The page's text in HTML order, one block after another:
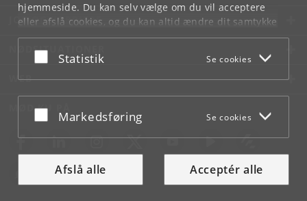
hjemmeside. Du kan selv vælge om du vil acceptere
eller afslå cookies, og du kan altid ændre dit samtykke
underCookie- og privatlivspolitiksom du finder i
bunden af hver side.
Acceptér eller afslå
Statistik Se cookies
Acceptér eller afslå
Markedsføring Se cookies
Afslå alle Acceptér alle
JOB OG KARRIERE
NØDSITUATIONER
WEB
MØD KU PÅ